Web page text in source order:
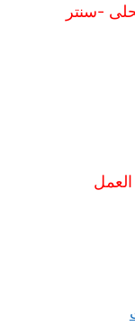
-سنتر
العمل